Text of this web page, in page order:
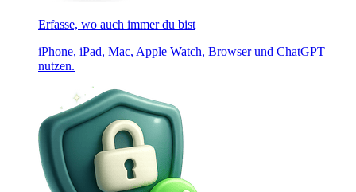
Erfasse, wo auch immer du bist
iPhone, iPad, Mac, Apple Watch, Browser und ChatGPT
nutzen.